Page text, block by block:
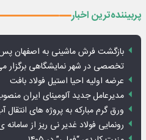
پربیننده‌ترین اخبار
بازگشت فرش ماشینی به اصفهان
تخصصی در شهر نمایشگاهی برگزار
عرضه اولیه احیا استیل فولاد بافت
مدیرعامل جدید آلومینای ایران
ورق گرم مبارکه به پروژه های انتقال
رونمایی فولاد غدیر نی ریز از سامانه